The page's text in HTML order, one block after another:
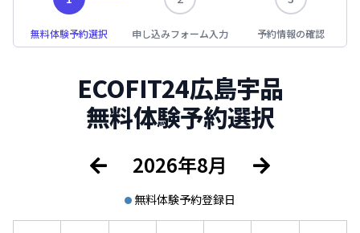
無料体験予約選択 申し込みフォーム入力 予約情報の確認
ECOFIT24広島宇品
無料体験予約選択
2026年8月
無料体験予約登録日